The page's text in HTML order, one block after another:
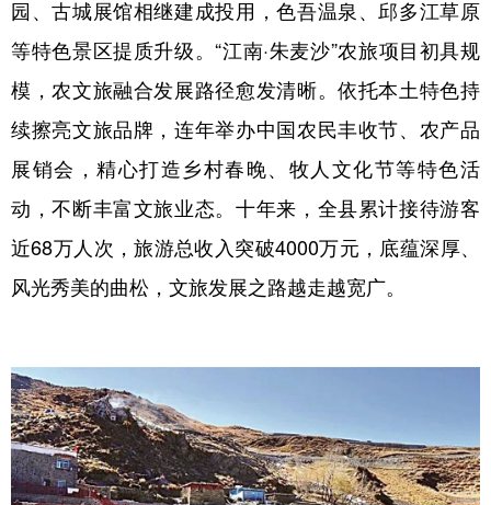
园、古城展馆相继建成投用，色吾温泉、邱多江草原
等特色景区提质升级。“江南·朱麦沙”农旅项目初具规
模，农文旅融合发展路径愈发清晰。依托本土特色持
续擦亮文旅品牌，连年举办中国农民丰收节、农产品
展销会，精心打造乡村春晚、牧人文化节等特色活
动，不断丰富文旅业态。十年来，全县累计接待游客
近68万人次，旅游总收入突破4000万元，底蕴深厚、
风光秀美的曲松，文旅发展之路越走越宽广。